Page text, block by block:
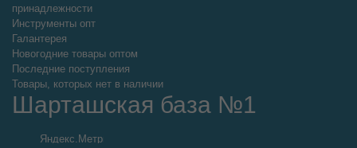
принадлежности
Инструменты опт
Галантерея
Новогодние товары оптом
Последние поступления
Товары, которых нет в наличии
Шарташская база №1